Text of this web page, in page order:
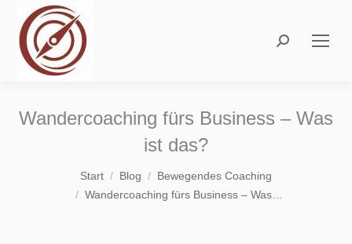
Search:
Wandercoaching fürs Business – Was
ist das?
Sie befinden sich hier:
Start Blog
Bewegendes Coaching
Wandercoaching fürs Business – Was…